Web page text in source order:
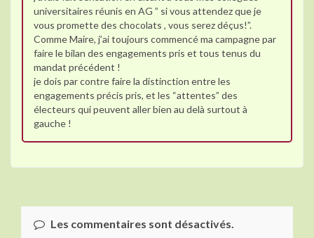
universitaires réunis en AG ” si vous attendez que je
vous promette des chocolats , vous serez déçus!”.
Comme Maire, j’ai toujours commencé ma campagne par
faire le bilan des engagements pris et tous tenus du
mandat précédent !
je dois par contre faire la distinction entre les
engagements précis pris, et les “attentes” des
électeurs qui peuvent aller bien au delà surtout à
gauche !
Les commentaires sont désactivés.